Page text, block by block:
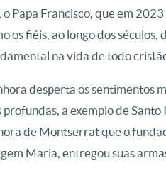
Papa Francisco, que em
os fiéis, ao longo dos séculos,
na vida de todo
desperta os sentimentos
a exemplo de Santo
de Montserrat que o
Maria, entregou suas